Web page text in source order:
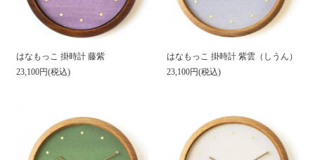
はなもっこ 掛時計 藤紫
23,100円(税込)
はなもっこ 掛時計 紫雲（しうん）
23,100円(税込)